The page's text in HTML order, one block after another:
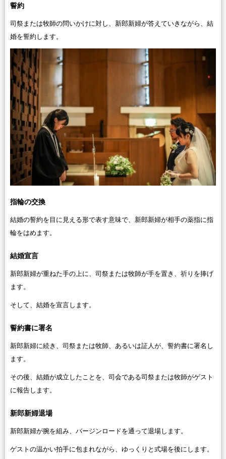
誓約
司祭または牧師の問いかけに対し、新郎新婦が答えていきながら、結
婚を誓約します。
指輪の交換
結婚の誓約を目に見える形で表す意味で、新郎新婦が相手の薬指に指
輪をはめます。
結婚宣言
新郎新婦が重ねた手の上に、司祭または牧師が手を置き、祈りを捧げ
ます。
そして、結婚を宣言します。
誓約書に署名
新郎新婦に続き、司祭または牧師、あるいは証人が、誓約書に署名し
ます。
その後、結婚が成立したことを、司会である司祭または牧師がゲスト
に報告します。
新郎新婦退場
新郎新婦が腕を組み、バージンロードを通って退場します。
ゲストの温かい拍手に包まれながら、ゆっくりと式場を後にします。